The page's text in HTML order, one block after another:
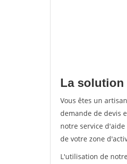
La solution
Vous êtes un
demande de devis
notre service
de votre zone
L'utilisation de